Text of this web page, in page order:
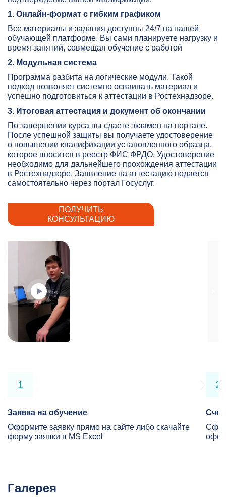
1. Онлайн-формат с гибким графиком
Все материалы и задания доступны 24/7 на нашей
обучающей платформе. Вы сами планируете нагрузку и
время занятий, совмещая обучение с работой
2. Модульная система
Программа разбита на логические модули. Такой
подход позволяет системно осваивать материал и
успешно подготовиться к аттестации в Ростехнадзоре.
3. Итоговая аттестация и документ об окончании
По завершении курса вы сдаете экзамен на портале.
После успешной защиты вы получаете удостоверение
о повышении квалификации установленного образца,
которое вносится в реестр ФИС ФРДО. Удостоверение
необходимо для дальнейшего прохождения аттестации
в Ростехнадзоре. Заявление на аттестацию подается
самостоятельно через портал Госуслуг.
ПОЛУЧИТЬ
КОНСУЛЬТАЦИЮ
1
Заявка на обучение
Оформите заявку прямо на сайте либо скачайте
форму заявки в MS Excel
2
Галерея